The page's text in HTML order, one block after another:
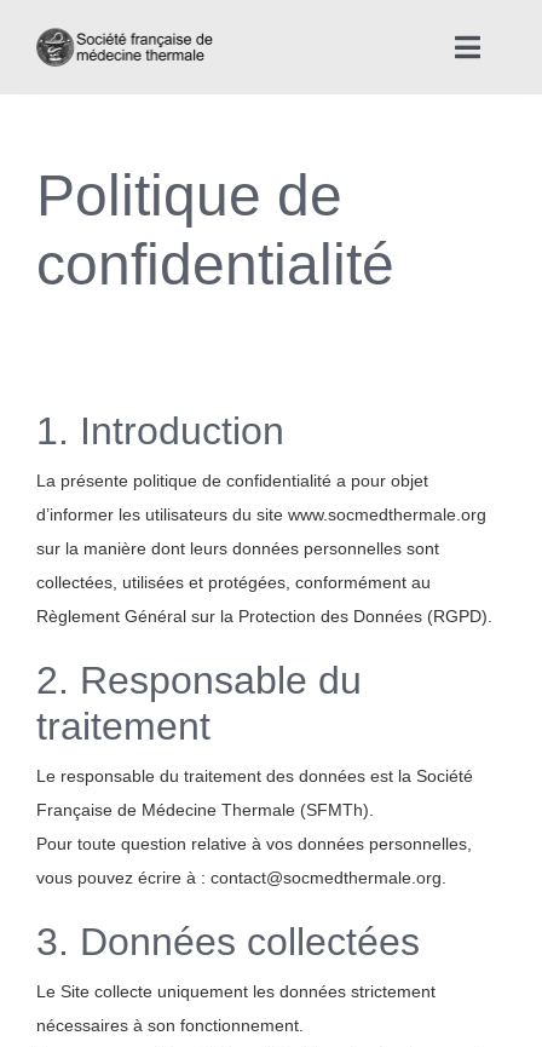
Toggle
Nous connaître
Instances professionnelles de la Médecine Thermale
Actualités
Médiathèque
Formations
Cotiser
Faire un don
Politique de
confidentialité
1. Introduction
La présente politique de confidentialité a pour objet
d’informer les utilisateurs du site www.socmedthermale.org
sur la manière dont leurs données personnelles sont
collectées, utilisées et protégées, conformément au
Règlement Général sur la Protection des Données (RGPD).
2. Responsable du
traitement
Le responsable du traitement des données est la Société
Française de Médecine Thermale (SFMTh).
Pour toute question relative à vos données personnelles,
vous pouvez écrire à : contact@socmedthermale.org.
3. Données collectées
Le Site collecte uniquement les données strictement
nécessaires à son fonctionnement.